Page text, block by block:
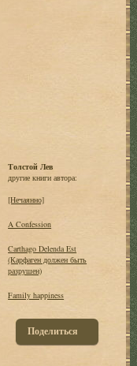
Толстой Лев
другие книги автора:
[Нечаянно]
A Confession
Carthago Delenda Est
(Карфаген должен быть
разрушен)
Family happiness
Поделиться